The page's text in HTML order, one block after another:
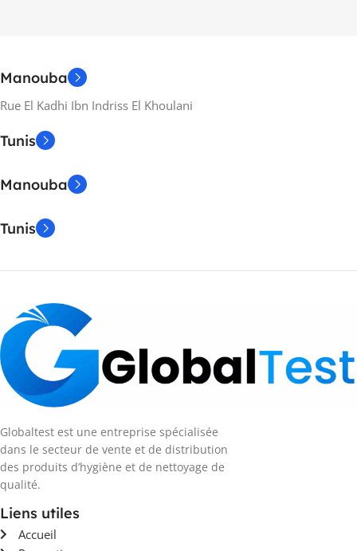
Manouba
Rue El Kadhi Ibn Indriss El Khoulani
Tunis
Manouba
Tunis
Globaltest est une entreprise spécialisée
dans le secteur de vente et de distribution
des produits d’hygiène et de nettoyage de
qualité.
Liens utiles
Accueil